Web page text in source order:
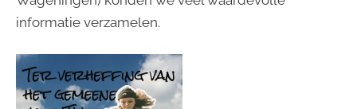
informatie verzamelen.